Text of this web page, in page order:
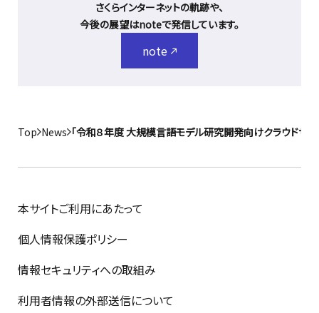
さくらインターネットの軌跡や、
今後の展望はnoteで発信しています。
note
Top News 「令和８年度 大規模言語モデル研究開発向けクラウドサ
本サイトご利用にあたって
個人情報保護ポリシー
情報セキュリティへの取組み
利用者情報の外部送信について